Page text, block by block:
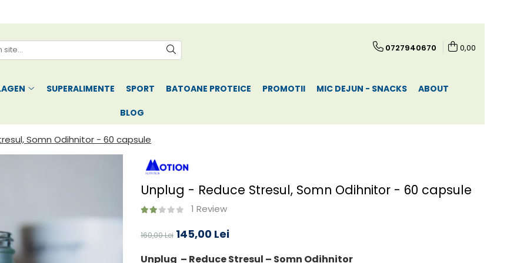
0727940670 0,00
SUPERALIMENTE SPORT BATOANE PROTEICE PROMOTII MIC DEJUN - SNACKS ABOUT
BLOG
Somn Odihnitor - 60 capsule
Unplug - Reduce Stresul, Somn Odihnitor - 60 capsule
1 Review
160,00 Lei 145,00 Lei
Unplug – Reduce Stresul – Somn Odihnitor